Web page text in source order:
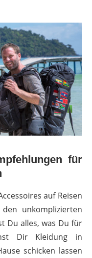
für
auf Reisen
unkomplizierten
Du alles, was Du für
Dir Kleidung in
schicken lassen